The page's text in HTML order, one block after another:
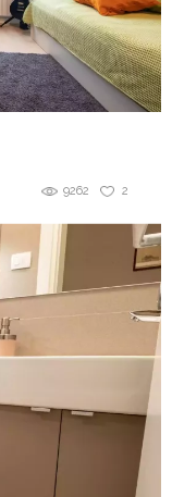
2
9262